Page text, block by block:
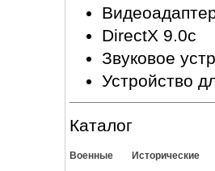
DirectX 9.0с
Звуковое
Устройство
Каталог
Военные Исторические